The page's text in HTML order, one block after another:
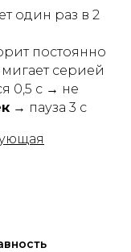
один раз в 2
постоянно
серией
0,5 с → не
→ пауза 3 с